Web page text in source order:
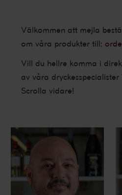
Välkommen att mejla
om våra produkter till:
Vill du hellre komma i
av våra dryckesspecialister
Scrolla vidare!